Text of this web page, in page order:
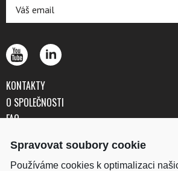
KONTAKTY
O SPOLEČNOSTI
FAQ
OCHRANA OSOBNÍCH ÚDAJŮ
Spravovat soubory cookie
Používáme cookies k optimalizaci